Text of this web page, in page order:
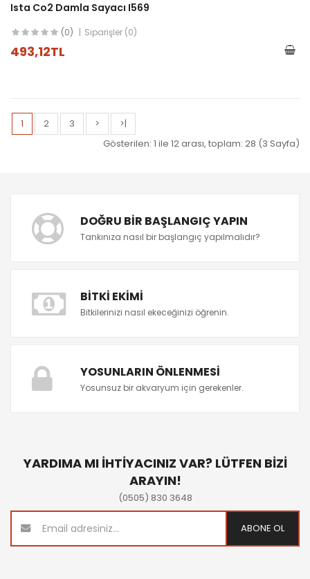
Ista Co2 Damla Sayacı I569
(0) Siparişler (0)
493,12TL
1 2 3 >
>|
Gösterilen: 1 ile 12 arası, toplam: 28 (3 Sayfa)
DOĞRU BIR BAŞLANGIÇ YAPIN
Tankınıza nasıl bir başlangıç yapılmalıdır?
BITKI EKIMI
Bitkilerinizi nasıl ekeceğinizi öğrenin.
YOSUNLARIN ÖNLENMESI
Yosunsuz bir akvaryum için gerekenler.
YARDIMA MI İHTİYACINIZ VAR? LÜTFEN BİZİ
ARAYIN!
(0505) 830 3648
ABONE OL